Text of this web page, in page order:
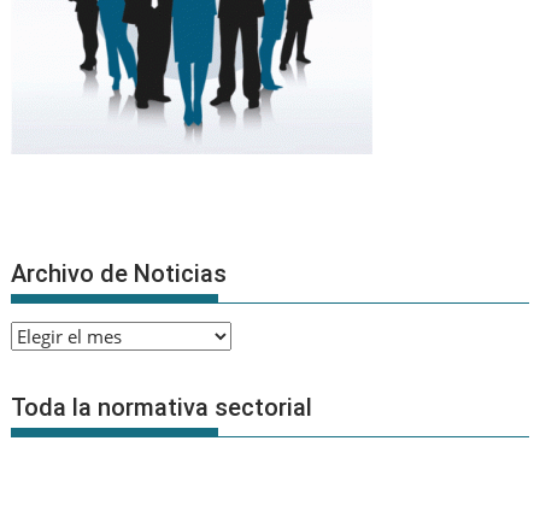
Archivo de Noticias
Archivo
Noticias
Toda la normativa sectorial